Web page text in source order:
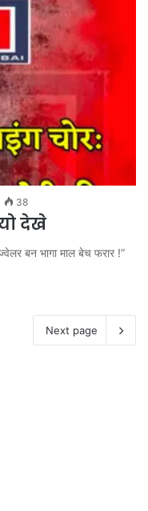
38
देखे
बन भागा माल बेच फरार !”
Next page